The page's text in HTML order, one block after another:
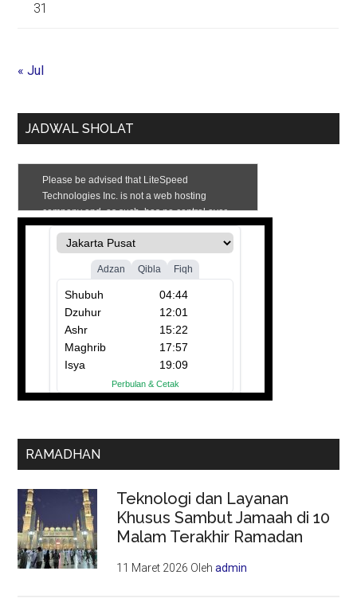
31
« Jul
JADWAL SHOLAT
RAMADHAN
Teknologi dan Layanan
Khusus Sambut Jamaah di 10
Malam Terakhir Ramadan
11 Maret 2026 Olehadmin